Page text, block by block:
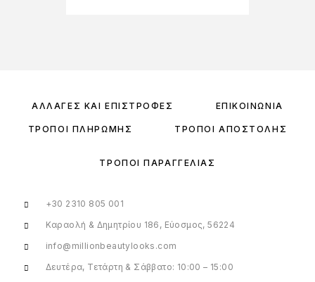
ΑΛΛΑΓΈΣ ΚΑΙ ΕΠΙΣΤΡΟΦΈΣ ΕΠΙΚΟΙΝΩΝΊΑ
ΤΡΌΠΟΙ ΠΛΗΡΩΜΉΣ ΤΡΌΠΟΙ ΑΠΟΣΤΟΛΉΣ
ΤΡΌΠΟΙ ΠΑΡΑΓΓΕΛΊΑΣ
+30 2310 805 001
Καραολή & Δημητρίου 186, Εύοσμος, 56224
info@millionbeautylooks.com
Δευτέρα, Τετάρτη & Σάββατο: 10:00 – 15:00